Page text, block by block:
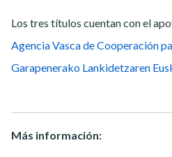
Los tres títulos cuentan con el
Agencia Vasca de Cooperación
Garapenerako Lankidetzaren
Más información: